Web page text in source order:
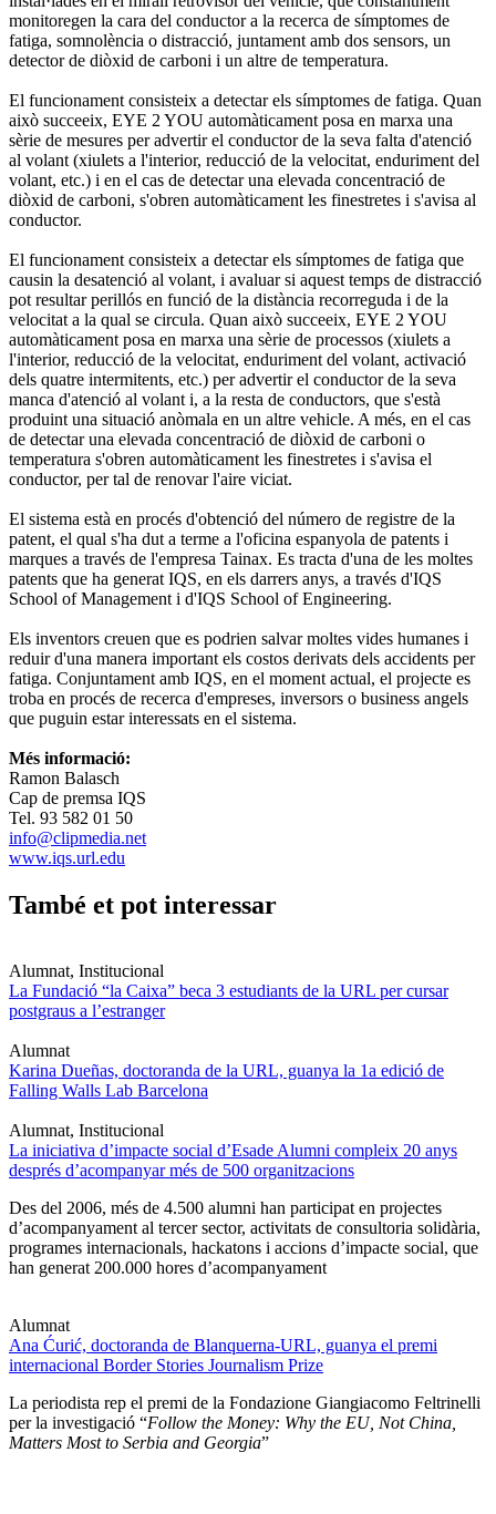
monitoregen la cara del conductor a la recerca de símptomes de
fatiga, somnolència o distracció, juntament amb dos sensors, un
detector de diòxid de carboni i un altre de temperatura.
El funcionament consisteix a detectar els símptomes de fatiga. Quan
això succeeix, EYE 2 YOU automàticament posa en marxa una
sèrie de mesures per advertir el conductor de la seva falta d'atenció
al volant (xiulets a l'interior, reducció de la velocitat, enduriment del
volant, etc.) i en el cas de detectar una elevada concentració de
diòxid de carboni, s'obren automàticament les finestretes i s'avisa al
conductor.
El funcionament consisteix a detectar els símptomes de fatiga que
causin la desatenció al volant, i avaluar si aquest temps de distracció
pot resultar perillós en funció de la distància recorreguda i de la
velocitat a la qual se circula. Quan això succeeix, EYE 2 YOU
automàticament posa en marxa una sèrie de processos (xiulets a
l'interior, reducció de la velocitat, enduriment del volant, activació
dels quatre intermitents, etc.) per advertir el conductor de la seva
manca d'atenció al volant i, a la resta de conductors, que s'està
produint una situació anòmala en un altre vehicle. A més, en el cas
de detectar una elevada concentració de diòxid de carboni o
temperatura s'obren automàticament les finestretes i s'avisa el
conductor, per tal de renovar l'aire viciat.
El sistema està en procés d'obtenció del número de registre de la
patent, el qual s'ha dut a terme a l'oficina espanyola de patents i
marques a través de l'empresa Tainax. Es tracta d'una de les moltes
patents que ha generat IQS, en els darrers anys, a través d'IQS
School of Management i d'IQS School of Engineering.
Els inventors creuen que es podrien salvar moltes vides humanes i
reduir d'una manera important els costos derivats dels accidents per
fatiga. Conjuntament amb IQS, en el moment actual, el projecte es
troba en procés de recerca d'empreses, inversors o business angels
que puguin estar interessats en el sistema.
Més informació:
Ramon Balasch
Cap de premsa IQS
Tel. 93 582 01 50
info@clipmedia.net
www.iqs.url.edu
També et pot interessar
Alumnat, Institucional
La Fundació “la Caixa” beca 3 estudiants de la URL per cursar
postgraus a l’estranger
Alumnat
Karina Dueñas, doctoranda de la URL, guanya la 1a edició de
Falling Walls Lab Barcelona
Alumnat, Institucional
La iniciativa d’impacte social d’Esade Alumni compleix 20 anys
després d’acompanyar més de 500 organitzacions
Des del 2006, més de 4.500 alumni han participat en projectes
d’acompanyament al tercer sector, activitats de consultoria solidària,
programes internacionals, hackatons i accions d’impacte social, que
han generat 200.000 hores d’acompanyament
Alumnat
Ana Ćurić, doctoranda de Blanquerna-URL, guanya el premi
internacional Border Stories Journalism Prize
La periodista rep el premi de la Fondazione Giangiacomo Feltrinelli
per la investigació “Follow the Money: Why the EU, Not China,
Matters Most to Serbia and Georgia”